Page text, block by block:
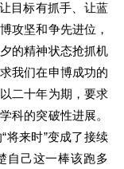
目标有抓手、让蓝
攻坚和争先进位，
的精神状态抢抓机
我们在申博成功的
二十年为期，要求
科的突破性进展。
将来时”变成了接续
自己这一棒该跑多